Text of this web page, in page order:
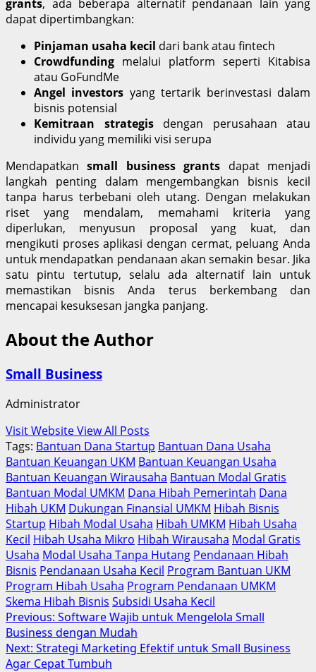
grants, ada beberapa alternatif pendanaan lain yang
dapat dipertimbangkan:
Pinjaman usaha kecil dari bank atau fintech
Crowdfunding melalui platform seperti Kitabisa
atau GoFundMe
Angel investors yang tertarik berinvestasi dalam
bisnis potensial
Kemitraan strategisdengan perusahaan atau
individu yang memiliki visi serupa
Mendapatkansmall business grants dapat menjadi
langkah penting dalam mengembangkan bisnis kecil
tanpa harus terbebani oleh utang. Dengan melakukan
riset yang mendalam, memahami kriteria yang
diperlukan, menyusun proposal yang kuat, dan
mengikuti proses aplikasi dengan cermat, peluang Anda
untuk mendapatkan pendanaan akan semakin besar. Jika
satu pintu tertutup, selalu ada alternatif lain untuk
memastikan bisnis Anda terus berkembang dan
mencapai kesuksesan jangka panjang.
About the Author
Small Business
Administrator
Visit WebsiteView All Posts
Tags: Bantuan Dana Startup Bantuan Dana Usaha
Bantuan Keuangan UKM Bantuan Keuangan Usaha
Bantuan Keuangan Wirausaha Bantuan Modal Gratis
Bantuan Modal UMKM Dana Hibah Pemerintah Dana
Hibah UKM Dukungan Finansial UMKM Hibah Bisnis
Startup Hibah Modal Usaha Hibah UMKM Hibah Usaha
Kecil Hibah Usaha Mikro Hibah Wirausaha Modal Gratis
Usaha Modal Usaha Tanpa Hutang Pendanaan Hibah
Bisnis Pendanaan Usaha Kecil Program Bantuan UKM
Program Hibah Usaha Program Pendanaan UMKM
Skema Hibah Bisnis Subsidi Usaha Kecil
Post
navigation
Previous: Software Wajib untuk Mengelola Small
Business dengan Mudah
Next: Strategi Marketing Efektif untuk Small Business
Agar Cepat Tumbuh